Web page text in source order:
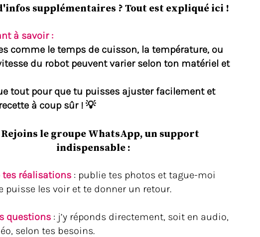
supplémentaires ? Tout est expliqué ici !​
à savoir :
comme le temps de cuisson, la température, ou
du robot peuvent varier selon ton matériel et
tout pour que tu puisses ajuster facilement et
à coup sûr ! 💡
le groupe WhatsApp, un support
indispensable :
tes réalisations: publie tes photos et tague-moi
puisse les voir et te donner un retour.
questions: j’y réponds directement, soit en audio,
selon tes besoins.